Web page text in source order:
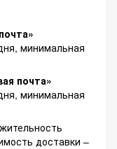
минимальная
почта»
минимальная
доставки –